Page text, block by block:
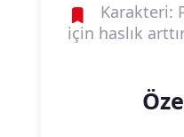
Karakteri:
için haslık